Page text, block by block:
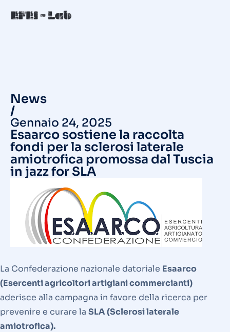
News
/
Gennaio 24, 2025
Esaarco sostiene la raccolta
fondi per la sclerosi laterale
amiotrofica promossa dal Tuscia
in jazz for SLA
La Confederazione nazionale datoriale Esaarco
(Esercenti agricoltori artigiani commercianti)
aderisce alla campagna in favore della ricerca per
prevenire e curare la SLA (Sclerosi laterale
amiotrofica).